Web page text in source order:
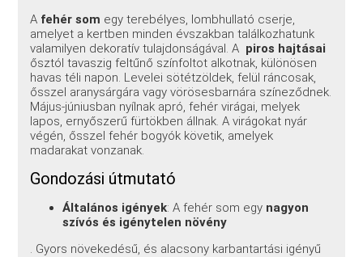
A fehér som egy terebélyes, lombhullató cserje,
amelyet a kertben minden évszakban találkozhatunk
valamilyen dekoratív tulajdonságával. A piros hajtásai
ősztól tavaszig feltűnő színfoltot alkotnak, különösen
havas téli napon. Levelei sötétzöldek, felül ráncosak,
ősszel aranysárgára vagy vörösesbarnára színeződnek.
Május-júniusban nyílnak apró, fehér virágai, melyek
lapos, ernyőszerű fürtökben állnak. A virágokat nyár
végén, ősszel fehér bogyók követik, amelyek
madarakat vonzanak.
Gondozási útmutató
Általános igények: A fehér som egy nagyon
szívós és igénytelen növény
. Gyors növekedésű, és alacsony karbantartási igényű